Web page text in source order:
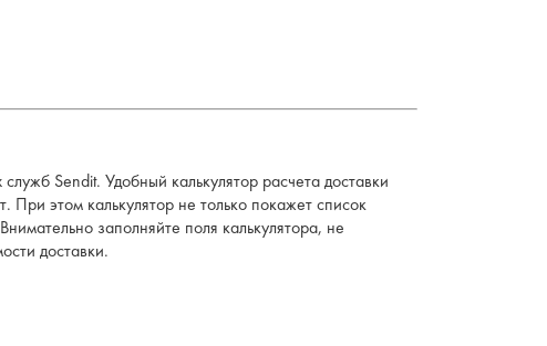
Sendit. Удобный калькулятор расчета доставки
этом калькулятор не только покажет список
заполняйте поля калькулятора, не
доставки.